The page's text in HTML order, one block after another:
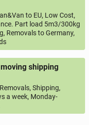
to EU, Low Cost,
Part load 5m3/300kg
Removals to Germany,
shipping
Shipping,
a week, Monday-